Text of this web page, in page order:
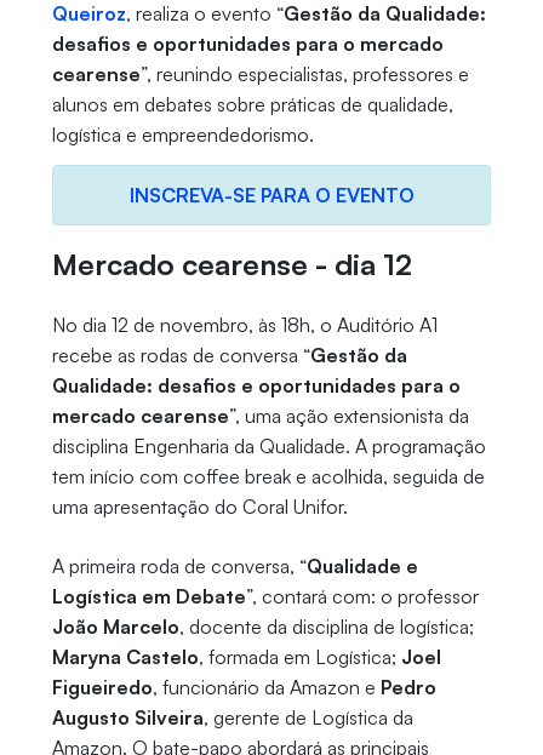
Queiroz, realiza o evento “Gestão da Qualidade:
desafios e oportunidades para o mercado
cearense”, reunindo especialistas, professores e
alunos em debates sobre práticas de qualidade,
logística e empreendedorismo.
INSCREVA-SE PARA O EVENTO
Mercado cearense - dia 12
No dia 12 de novembro, às 18h, o Auditório A1
recebe as rodas de conversa “Gestão da
Qualidade: desafios e oportunidades para o
mercado cearense”, uma ação extensionista da
disciplina Engenharia da Qualidade. A programação
tem início com coffee break e acolhida, seguida de
uma apresentação do Coral Unifor.
A primeira roda de conversa, “Qualidade e
Logística em Debate”, contará com: o professor
João Marcelo, docente da disciplina de logística;
Maryna Castelo, formada em Logística; Joel
Figueiredo, funcionário da Amazon e Pedro
Augusto Silveira, gerente de Logística da
Amazon. O bate-papo abordará as principais